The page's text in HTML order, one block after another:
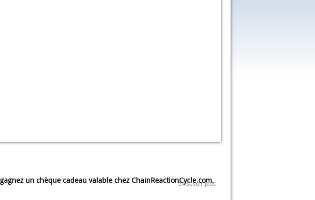
gagnez un chèque cadeau valable chez ChainReactionCycle.com.
en savoir plus